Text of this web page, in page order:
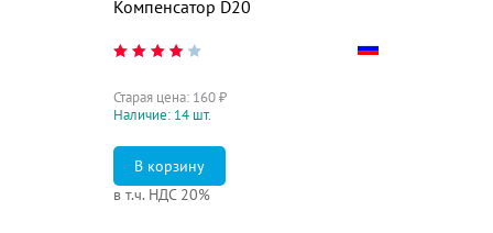
Компенсатор D20
Старая цена: 160₽
в т.ч. НДС 20%
Наличие: 14 шт.